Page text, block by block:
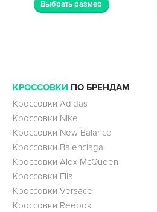
Выбрать размер
КРОССОВКИ ПО БРЕНДАМ
Кроссовки Adidas
Кроссовки Nike
Кроссовки New Balance
Кроссовки Balenciaga
Кроссовки Alex McQueen
Кроссовки Fila
Кроссовки Versace
Кроссовки Reebok